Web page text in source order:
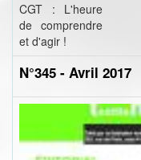
CGT : L'heure
de comprendre
et d'agir !
N°345 - Avril 2017